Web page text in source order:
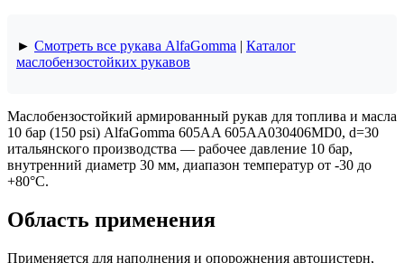
► Смотреть все рукава AlfaGomma | Каталог
маслобензостойких рукавов
Маслобензостойкий армированный рукав для топлива и масла
10 бар (150 psi) AlfaGomma 605AA 605AA030406MD0, d=30
итальянского производства — рабочее давление 10 бар,
внутренний диаметр 30 мм, диапазон температур от -30 до
+80°C.
Область применения
Применяется для наполнения и опорожнения автоцистерн,